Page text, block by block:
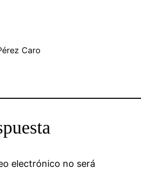
Caro
electrónico no será